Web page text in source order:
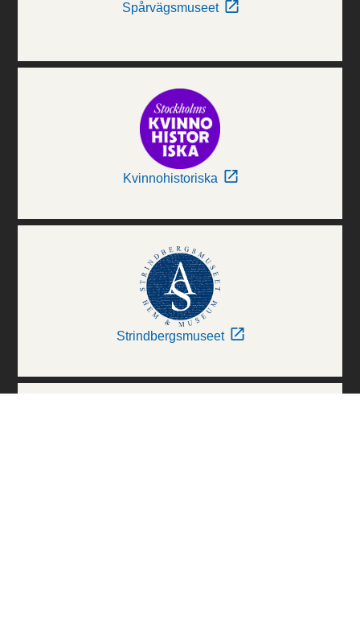
Spårvägsmuseet
Kvinnohistoriska
Strindbergsmuseet